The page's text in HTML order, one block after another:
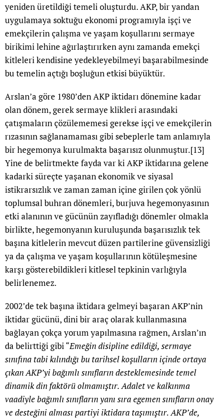
yeniden üretildiği temeli oluşturdu. AKP, bir yandan
uygulamaya soktuğu ekonomi programıyla işçi ve
emekçilerin çalışma ve yaşam koşullarını sermaye
birikimi lehine ağırlaştırırken aynı zamanda emekçi
kitleleri kendisine yedekleyebilmeyi başarabilmesinde
bu temelin açtığı boşluğun etkisi büyüktür.
Arslan’a göre 1980’den AKP iktidarı dönemine kadar
olan dönem, gerek sermaye klikleri arasındaki
çatışmaların çözülememesi gerekse işçi ve emekçilerin
rızasının sağlanamaması gibi sebeplerle tam anlamıyla
bir hegemonya kurulmakta başarısız olunmuştur.[13]
Yine de belirtmekte fayda var ki AKP iktidarına gelene
kadarki süreçte yaşanan ekonomik ve siyasal
istikrarsızlık ve zaman zaman içine girilen çok yönlü
toplumsal buhran dönemleri, burjuva hegemonyasının
etki alanının ve gücünün zayıfladığı dönemler olmakla
birlikte, hegemonyanın kuruluşunda başarısızlık tek
başına kitlelerin mevcut düzen partilerine güvensizliği
ya da çalışma ve yaşam koşullarının kötüleşmesine
karşı gösterebildikleri kitlesel tepkinin varlığıyla
belirlenemez.
2002’de tek başına iktidara gelmeyi başaran AKP’nin
iktidar gücünü, dini bir araç olarak kullanmasına
bağlayan çokça yorum yapılmasına rağmen, Arslan’ın
da belirttiği gibi “Emeğin disipline edildiği, sermaye
sınıfına tabi kılındığı bu tarihsel koşulların içinde ortaya
çıkan AKP’yi bağımlı sınıfların desteklemesinde temel
dinamik din faktörü olmamıştır. Adalet ve kalkınma
vaadiyle bağımlı sınıfların yanı sıra egemen sınıfların onay
ve desteğini alması partiyi iktidara taşımıştır. AKP’de,